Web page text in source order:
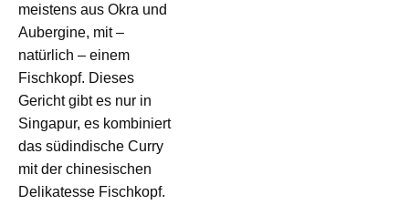
meistens aus Okra und
Aubergine, mit –
natürlich – einem
Fischkopf. Dieses
Gericht gibt es nur in
Singapur, es kombiniert
das südindische Curry
mit der chinesischen
Delikatesse Fischkopf.